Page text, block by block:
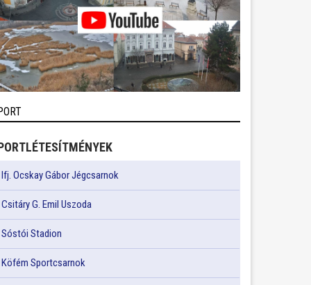
Ifj. Ocskay Gábor Jégcsarnok
Csitáry G. Emil Uszoda
Sóstói Stadion
Köfém Sportcsarnok